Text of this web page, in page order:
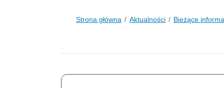
Strona główna Aktualności Bieżące